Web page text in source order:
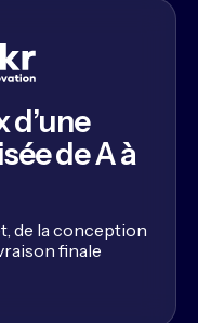
d’une
de A à
de la conception
finale